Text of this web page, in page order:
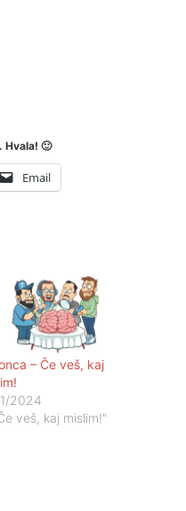
Hvala! 🙂
Email
– Če veš, kaj
2024
veš, kaj mislim!"